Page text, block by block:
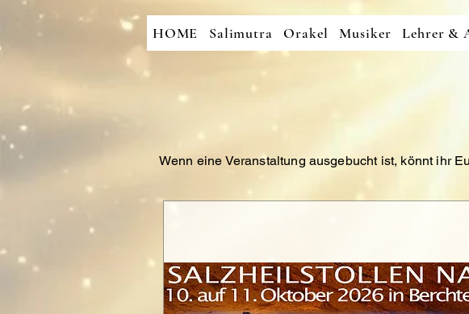
HOME Salimutra Orakel Musiker Lehrer &
Wenn eine Veranstaltung ausgebucht ist, könnt ihr